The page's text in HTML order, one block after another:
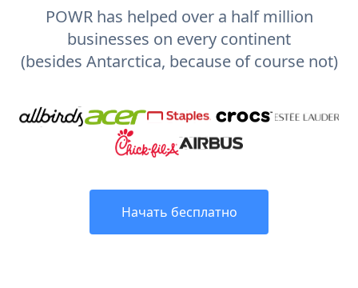
POWR has helped over a half million
businesses on every continent
(besides Antarctica, because of course not)
Начать бесплатно